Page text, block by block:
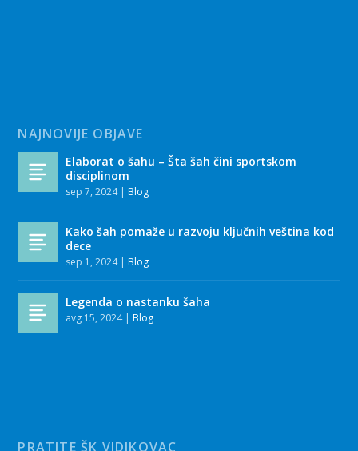
NAJNOVIJE OBJAVE
Elaborat o šahu – Šta šah čini sportskom
disciplinom
sep 7, 2024| Blog
Kako šah pomaže u razvoju ključnih veština kod
dece
sep 1, 2024| Blog
Legenda o nastanku šaha
avg 15, 2024| Blog
PRATITE ŠK VIDIKOVAC